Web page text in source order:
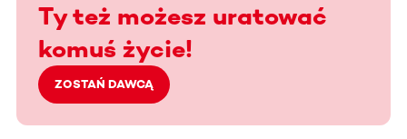
Ty też możesz uratować
komuś życie!
ZOSTAŃ DAWCĄ